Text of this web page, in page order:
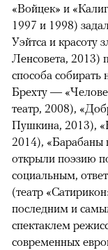
«Войцек» и
1997 и 1998)
Уэйтса и красоту
Ленсовета, 2013)
способа собирать
Брехту —
театр, 2008),
Пушкина, 2013),
2014),
открыли поэзию
социальным,
(театр
последним и
спектаклем
современных